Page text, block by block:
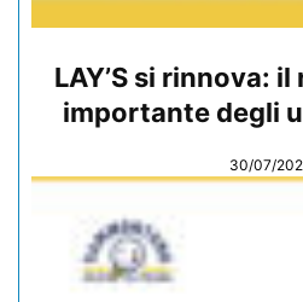
LAY’S si rinnova:
importante degli
30/07/